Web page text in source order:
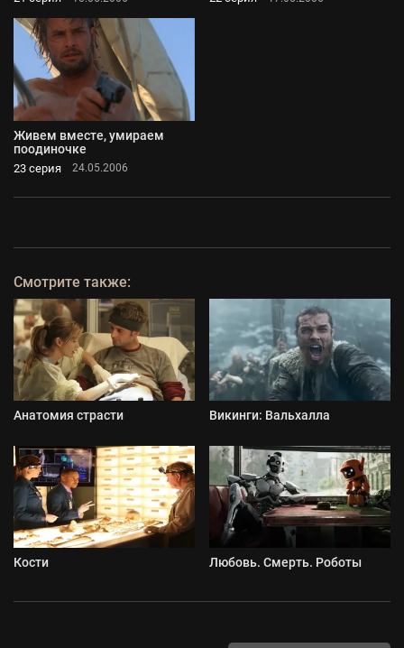
Живем вместе, умираем
поодиночке
23 серия 24.05.2006
Смотрите также:
Анатомия страсти Викинги: Вальхалла
Кости Любовь. Смерть. Роботы